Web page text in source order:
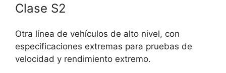
Clase S2
Otra línea de vehículos de alto nivel, con
especificaciones extremas para pruebas de
velocidad y rendimiento extremo.